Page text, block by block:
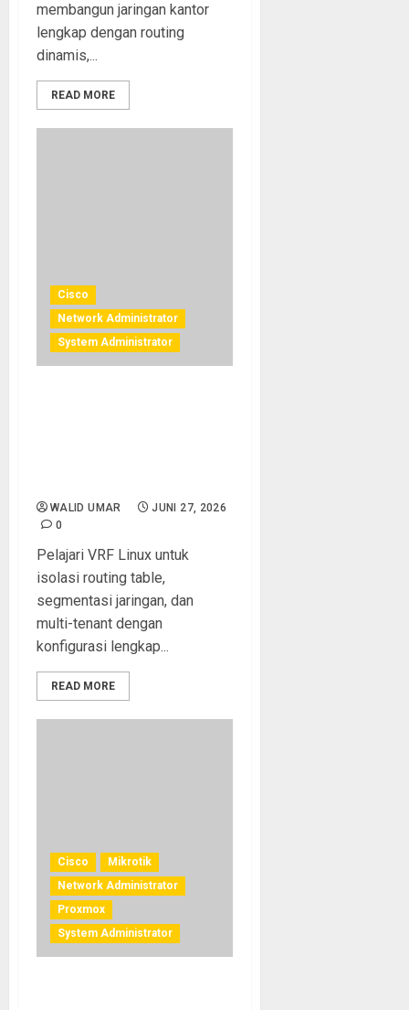
membangun jaringan kantor
lengkap dengan routing
dinamis,...
READ MORE
Cisco
Network Administrator
System Administrator
WALID UMAR
JUNI 27, 2026
0
Pelajari VRF Linux untuk
isolasi routing table,
segmentasi jaringan, dan
multi-tenant dengan
konfigurasi lengkap...
READ MORE
Cisco
Mikrotik
Network Administrator
Proxmox
System Administrator